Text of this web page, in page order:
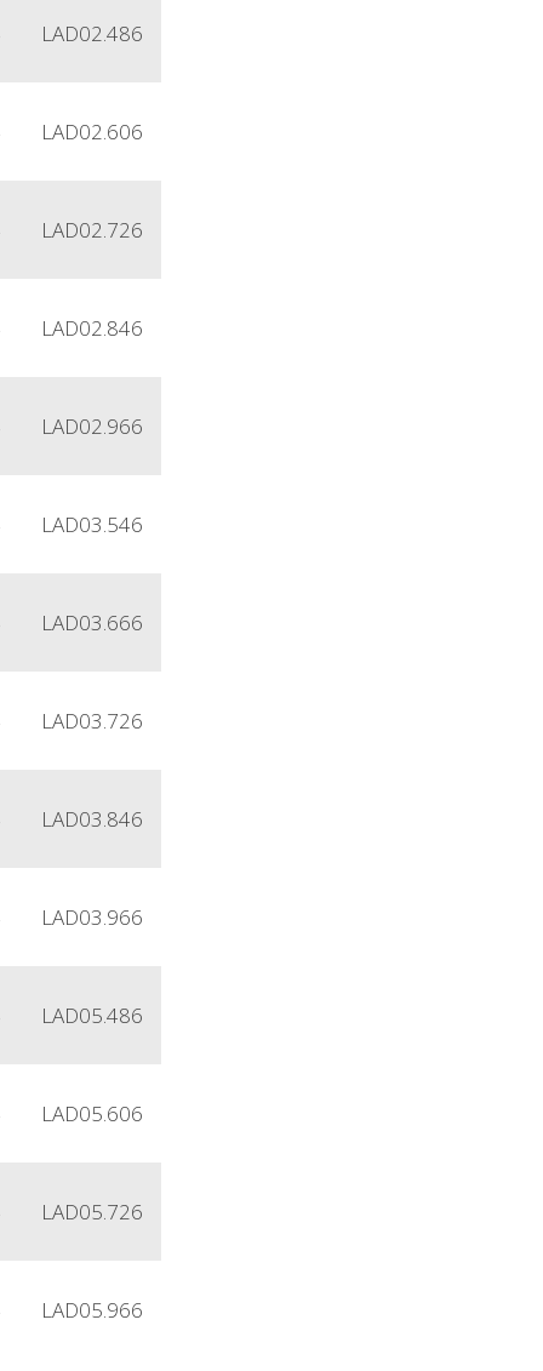
LAD02.486
LAD02.606
LAD02.726
LAD02.846
LAD02.966
LAD03.546
LAD03.666
LAD03.726
LAD03.846
LAD03.966
LAD05.486
LAD05.606
LAD05.726
LAD05.966